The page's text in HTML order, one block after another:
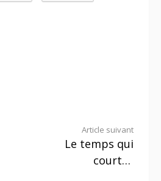
Article suivant
Le temps qui
court…